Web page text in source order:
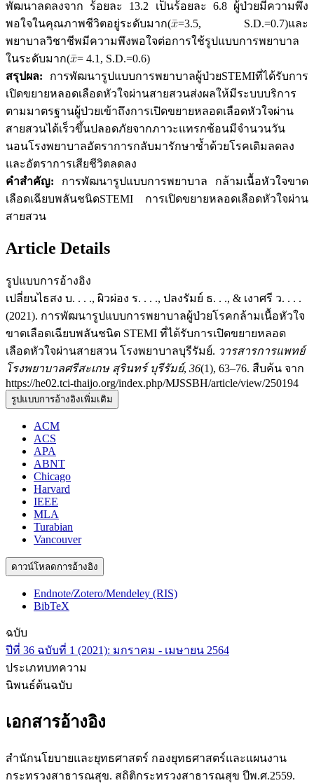
พัฒนาลดลงจาก ร้อยละ 13.2 เป็นร้อยละ 6.8 ผู้ป่วยมีความพึง
พอใจในคุณภาพชีวิตอยู่ระดับมาก( =3.5, S.D.=0.7)และ
พยาบาลวิชาชีพมีความพึงพอใจต่อการใช้รูปแบบการพยาบาล
ในระดับมาก( = 4.1, S.D.=0.6)
สรุปผล: การพัฒนารูปแบบการพยาบาลผู้ป่วยSTEMIที่ได้รับการ
เปิดขยายหลอดเลือดหัวใจผ่านสายสวนส่งผลให้มีระบบบริการ
ตามมาตรฐานผู้ป่วยเข้าถึงการเปิดขยายหลอดเลือดหัวใจผ่าน
สายสวนได้เร็วขึ้นปลอดภัยจากภาวะแทรกซ้อนมีจำนวนวัน
นอนโรงพยาบาลอัตราการกลับมารักษาซ้ำด้วยโรคเดิมลดลง
และอัตราการเสียชีวิตลดลง
คำสำคัญ: การพัฒนารูปแบบการพยาบาล กล้ามเนื้อหัวใจขาด
เลือดเฉียบพลันชนิดSTEMI การเปิดขยายหลอดเลือดหัวใจผ่าน
สายสวน
Article Details
รูปแบบการอ้างอิง
เปลี่ยนไธสง บ. . . ., ผิวผ่อง ร. . . ., ปลงรัมย์ ธ. . ., & เงาศรี ว. . . .
(2021). การพัฒนารูปแบบการพยาบาลผู้ป่วยโรคกล้ามเนื้อหัวใจ
ขาดเลือดเฉียบพลันชนิด STEMI ที่ได้รับการเปิดขยายหลอด
เลือดหัวใจผ่านสายสวน โรงพยาบาลบุรีรัมย์. วารสารการแพทย์
โรงพยาบาลศรีสะเกษ สุรินทร์ บุรีรัมย์, 36(1), 63–76. สืบค้น จาก
https://he02.tci-thaijo.org/index.php/MJSSBH/article/view/250194
รูปแบบการอ้างอิงเพิ่มเติม
ACM
ACS
APA
ABNT
Chicago
Harvard
IEEE
MLA
Turabian
Vancouver
ดาวน์โหลดการอ้างอิง
Endnote/Zotero/Mendeley (RIS)
BibTeX
ฉบับ
ปีที่ 36 ฉบับที่ 1 (2021): มกราคม - เมษายน 2564
ประเภทบทความ
นิพนธ์ต้นฉบับ
เอกสารอ้างอิง
สำนักนโยบายและยุทธศาสตร์ กองยุทธศาสตร์และแผนงาน
กระทรวงสาธารณสุข. สถิติกระทรวงสาธารณสุข ปีพ.ศ.2559.